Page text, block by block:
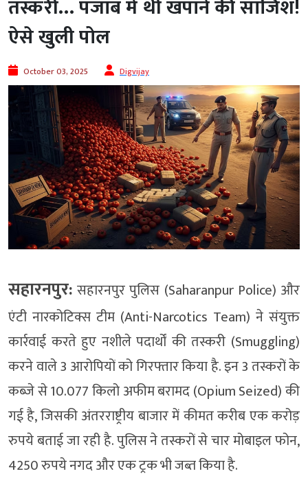
तस्करी… पंजाब में थी खपाने की साजिश!
ऐसे खुली पोल
October 03, 2025 Digvijay
सहारनपुर: सहारनपुर पुलिस (Saharanpur Police) और
एंटी नारकोटिक्स टीम (Anti-Narcotics Team) ने संयुक्त
कार्रवाई करते हुए नशीले पदार्थों की तस्करी (Smuggling)
करने वाले 3 आरोपियों को गिरफ्तार किया है. इन 3 तस्करों के
कब्जे से 10.077 किलो अफीम बरामद (Opium Seized) की
गई है, जिसकी अंतरराष्ट्रीय बाजार में कीमत करीब एक करोड़
रुपये बताई जा रही है. पुलिस ने तस्करों से चार मोबाइल फोन,
4250 रुपये नगद और एक ट्रक भी जब्त किया है.